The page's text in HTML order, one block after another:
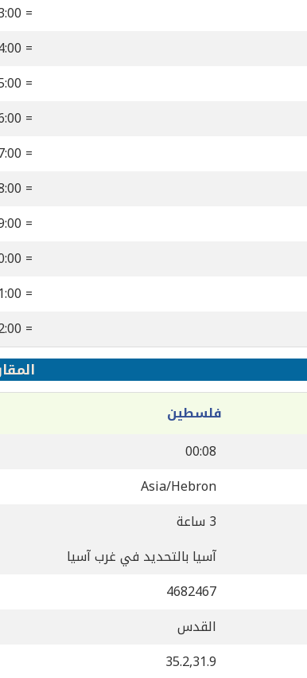
= 3:00 مساءً
= 4:00 مساءً
= 5:00 مساءً
= 6:00 مساءً
= 7:00 مساءً
= 8:00 مساءً
= 9:00 مساءً
= 0:00 مساءً
= 11:00 مساءً
= 2:00 مساءً
فلسطين
00:08
Asia/Hebron
3 ساعة
آسيا بالتحديد في غرب آسيا
4682467
القدس
35.2,31.9